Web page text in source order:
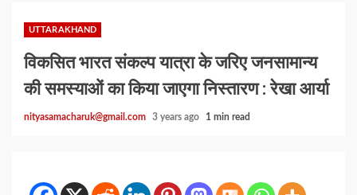
UTTARAKHAND
विकसित भारत संकल्प यात्रा के जरिए जनसामान्य
की समस्याओं का किया जाएगा निस्तारण : रेखा आर्या
nityasamacharuk@gmail.com 3 years ago 1 min read